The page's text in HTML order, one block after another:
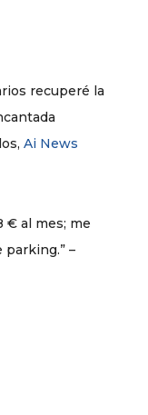
recuperé la
Ai News
€ al mes; me
–